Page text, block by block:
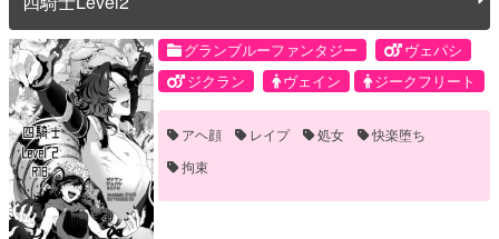
グランブルーファンタジー
ヴェパシ
ジクラン
ヴェイン
ジークフリート
パーシヴァル
ランスロット
アヘ顔 レイプ 処女
快楽堕ち
拘束